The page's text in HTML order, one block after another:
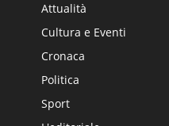
Attualità
Cultura e Eventi
Cronaca
Politica
Sport